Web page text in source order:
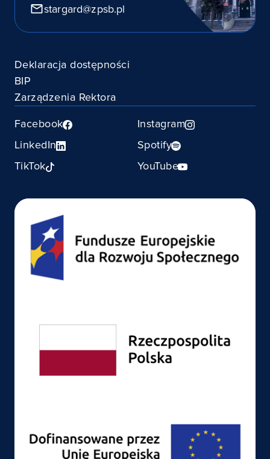
stargard@zpsb.pl
Deklaracja dostępności
BIP
Zarządzenia Rektora
Facebook
Instagram
LinkedIn
Spotify
TikTok
YouTube